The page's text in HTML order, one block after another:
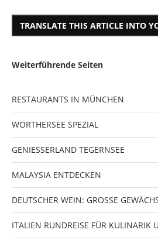
TRANSLATE THIS ARTICLE INTO
Weiterführende Seiten
RESTAURANTS IN MÜNCHEN
WÖRTHERSEE SPEZIAL
GENIESSERLAND TEGERNSEE
MALAYSIA ENTDECKEN
DEUTSCHER WEIN: GROSSE
ITALIEN RUNDREISE FÜR KULINARIK